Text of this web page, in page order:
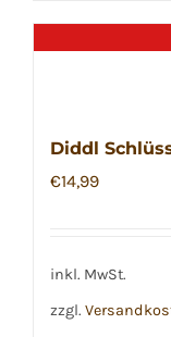
Diddl
€14,99
inkl. MwSt.
zzgl.